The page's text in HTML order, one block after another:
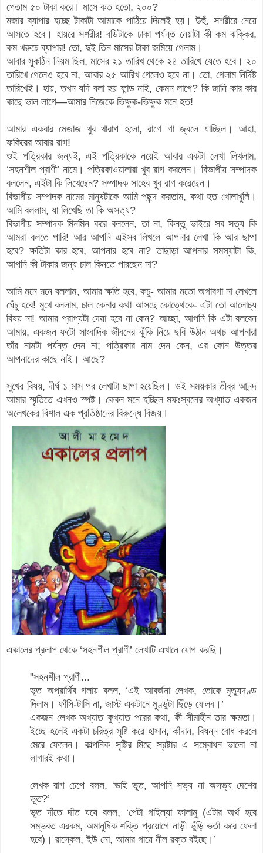
পেতাম ৫০ টাকা করে। মাসে কত হতো, ২০০?
মজার ব্যাপার হচ্ছে টাকাটা আমাকে পাঠিয়ে দিলেই হয়। উহুঁ, সশরীরে নেয়ে
আসতে হবে। হায়রে সশরীর! বডিটাকে ঢাকা পর্যন্ত নেয়াটা কী কম ঝক্কির,
কম খরুচে ব্যাপার! তো, দুই তিন মাসের টাকা জমিয়ে গেলাম।
আবার সুকঠিন নিয়ম ছিল, মাসের ২১ তারিখ থেকে ২৪ তারিখে যেতে হবে। ২০
তারিখে গেলেও হবে না, আবার ২৫ আরিখ গেলেও হবে না। তো, গেলাম নির্দিষ্ট
তারিখেই। হায়, তখন যদি বলা হয় ফান্ড নাই, কেমন লাগে? কি জানি কার কার
কাছে ভাল লাগে—আমার নিজেকে ভিক্ষুক-ভিক্ষুক মনে হত!
আমার একবার মেজাজ খুব খারাপ হলো, রাগে গা জ্বলে যাচ্ছিল। আহা,
ফকিরের আবার রাগ!
ওই পত্রিকার জন্যই, এই পত্রিকাকে নয়েই আবার একটা লেখা লিখলাম,
‘সহনশীল প্রাণী’ নামে। পত্রিকাওয়ালারা খুব রাগ করলেন। বিভাগীয় সম্পাদক
বললেন, এইটা কি লিখেছেন? সম্পাদক সাহেব খুব রাগ করেছেন।
বিভাগীয় সম্পাদকনামের মানুষটাকে আমি পছন্দ করতাম, কথা হত খোলাখুলি।
আমি বললাম, যা লিখেছি তা কি অসত্য?
বিভাগীয় সম্পাদক মিনমিন করে বললেন, তা না, কিন্তু ভাইরে সব সত্য কি
আমরা বলতে পারি! আর আপনি এইসব লিখলে আপনার লেখা কি আর ছাপা
হবে? ক্ষতিটা কার হবে, আপনার হবে না? তাছাড়া আপনার সমস্যাটা কি,
আপনি কী টাকার জন্য চাল কিনতে পারছেন না?
আমি মনে মনে বললাম, আমার ক্ষতি হবে, কচু- আমার মতো অগাবগা না লেখলে
ঘেঁচু হবে! মুখে বললাম, চাল কেনার কথা আসছে কোত্থেকে- এটা তো আলোচ্য
বিষয় না! আমার প্রাপ্যটা দেয়া হবে না কেন? আচ্ছা, আপনি কি এটা বলবেন
আমায়, একজন ফটো সাংবাদিক জীবনের ঝুঁকি নিয়ে ছবি উঠান অথচ আপনারা
তাঁর নামটা পর্যন্ত দেন না; পত্রিকার নাম দেন কেন, এর কোন উত্তর
আপনাদের কাছে নাই। আছে?
সুখের বিষয়, দীর্ঘ ১ মাস পর লেখাটা ছাপা হয়েছিল। ওই সময়কার তীব্র আনন্দ
আমার স্মৃতিতে এখনও স্পষ্ট। কেবল মনে হচ্ছিল মফঃস্বলের অখ্যাত একজন
অলেখকের বিশাল এক প্রতিষ্ঠানের বিরুদ্ধে বিজয়।
একালের প্রলাপ থেকে ‘সহনশীল প্রাণী’ লেখাটি এখানে যোগ করছি।
"সহনশীল প্রাণী...
ভূত অপ্রার্থিব গলায় বলল, ‘এই আবর্জনা লেখক, তোকে মৃত্যুদণ্ড
দিলাম। ফাঁসি-টাসি না, জাস্ট একটানে মুণ্ডুটা ছিঁড়ে ফেলব।’
একজন লেখক অখ্যাত কুখ্যাত পরের কথা, কী সীমাহীন তার ক্ষমতা।
ইচ্ছে হলেই একটা চরিত্র সৃষ্টি করে হাসান, কাঁদান, বিষন্ন বোধ করলে
মেরে ফেলেন। কাল্পনিক সৃষ্টির মিছে স্রষ্টার এ সম্বোধন ভালো না
লাগারই কথা।
লেখক রাগ চেপে বলল, ‘ভাই ভূত, আপনি সভ্য না অসভ্য দেশের
ভূত?’
ভূত দাঁতে দাঁত ঘষে বলল, ‘পেটা গাইল্যা ফালামু (এটার অর্থ হবে
সম্ভবত এরকম, অমানুষিক শক্তি প্রয়োগে নাড়ী ভুঁড়ি ভর্তা করে ফেলা
হবে)। রাস্কেল, ইউ নো, আমার গায়ে নীল রক্ত বইছে।’